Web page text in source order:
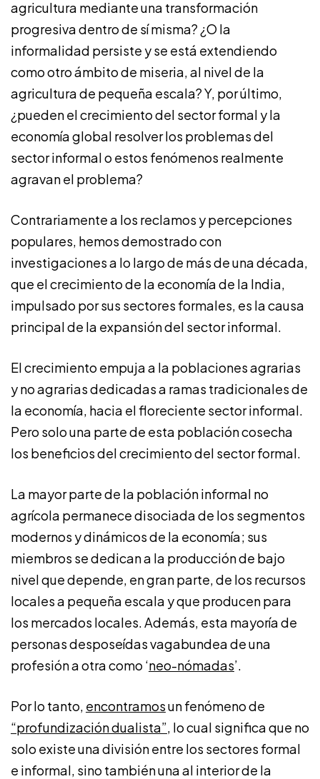
agricultura mediante una transformación
progresiva dentro de sí misma? ¿O la
informalidad persiste y se está extendiendo
como otro ámbito de miseria, al nivel de la
agricultura de pequeña escala? Y, por último,
¿pueden el crecimiento del sector formal y la
economía global resolver los problemas del
sector informal o estos fenómenos realmente
agravan el problema?
Contrariamente a los reclamos y percepciones
populares, hemos demostrado con
investigaciones a lo largo de más de una década,
que el crecimiento de la economía de la India,
impulsado por sus sectores formales, es la causa
principal de la expansión del sector informal.
El crecimiento empuja a la poblaciones agrarias
y no agrarias dedicadas a ramas tradicionales de
la economía, hacia el floreciente sector informal.
Pero solo una parte de esta población cosecha
los beneficios del crecimiento del sector formal.
La mayor parte de la población informal no
agrícola permanece disociada de los segmentos
modernos y dinámicos de la economía; sus
miembros se dedican a la producción de bajo
nivel que depende, en gran parte, de los recursos
locales a pequeña escala y que producen para
los mercados locales. Además, esta mayoría de
personas desposeídas vagabundea de una
profesión a otra como ‘neo-nómadas’.
Por lo tanto, encontramosun fenómeno de
“profundización dualista”, lo cual significa que no
solo existe una división entre los sectores formal
e informal, sino también una al interior de la